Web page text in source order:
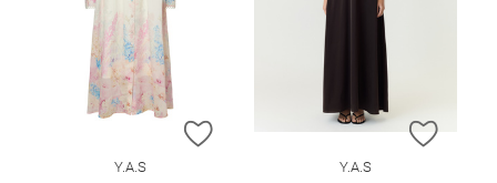
ZUR WUNSCHLISTE HINZUFÜGEN
Y.A.S
ZUR
Y.A.S